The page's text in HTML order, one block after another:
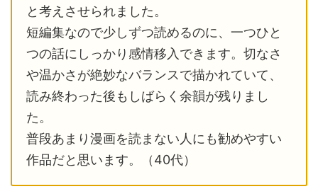
と考えさせられました。
短編集なので少しずつ読めるのに、一つひと
つの話にしっかり感情移入できます。切なさ
や温かさが絶妙なバランスで描かれていて、
読み終わった後もしばらく余韻が残りまし
た。
普段あまり漫画を読まない人にも勧めやすい
作品だと思います。（40代）